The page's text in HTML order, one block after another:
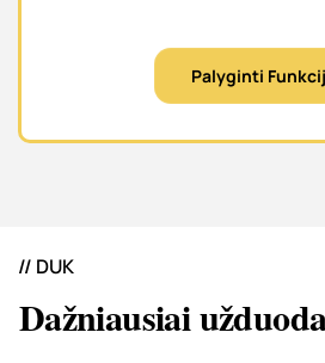
Palyginti
// DUK
Dažniausiai